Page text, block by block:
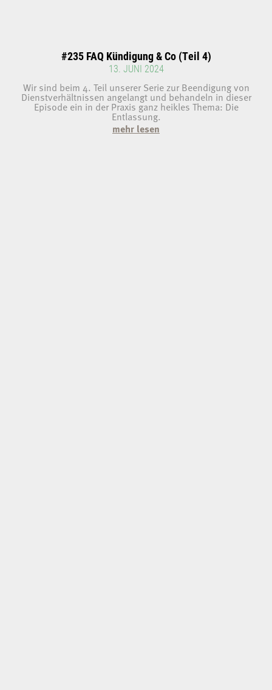
#235 FAQ Kündigung & Co (Teil 4)
13. JUNI 2024
Wir sind beim 4. Teil unserer Serie zur Beendigung von
Dienstverhältnissen angelangt und behandeln in dieser
Episode ein in der Praxis ganz heikles Thema: Die
Entlassung.
mehr lesen